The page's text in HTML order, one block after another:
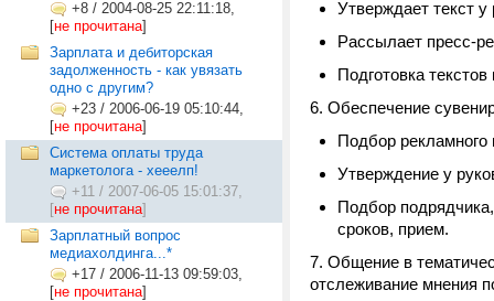
+8 / 2004-08-25 22:11:18,
[не прочитана]
Зарплата и дебиторская
задолженность - как увязать
одно с другим?
+23 / 2006-06-19 05:10:44,
[не прочитана]
Система оплаты труда
маркетолога - хееелп!
+11 / 2007-06-05 15:01:37,
[не прочитана]
Зарплатный вопрос
медиахолдинга...*
+17 / 2006-11-13 09:59:03,
[не прочитана]
Утверждает текст у
Рассылает пресс-
Подготовка
6. Обеспечение
Подбор рекламного
Утверждение у
Подбор
сроков, прием.
7. Общение в
отслеживание мнения